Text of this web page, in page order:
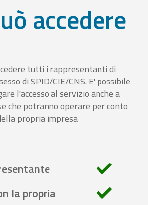
accedere
tutti i rappresentanti di
di SPID/CIE/CNS. E' possibile
l'accesso al servizio anche a
che potranno operare per conto
propria impresa
la propria